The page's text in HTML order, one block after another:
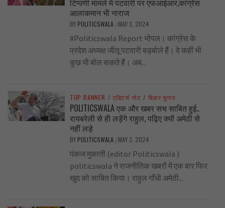
टिप्पणी मामले मे पटवारी पर एफआईआर,कांग्रेस
आलाकमान भी नाराज
BY POLITICSWALA / MAY 3, 2024
#Politicswala Report भोपल। कांग्रेस के
प्रदेश अध्यक्ष जीतू पटवारी बड़बोले हैं। वे कहीं भी
कुछ भी बोल सकते हैं। अब...
TOP BANNER / एडिटर्स नोट / बिहार चुनाव
POLITICSWALA एक और खबर सच साबित हुई..
रायबरेली से ही लड़ेंगे राहुल, पढ़िए क्यों अमेठी से
नहीं लड़े
BY POLITICSWALA / MAY 3, 2024
पंकज मुकाती (editor Politicswala )
politicswala ने राजनीतिक खबरों में एक बार फिर
खुद को साबित किया। राहुल गाँधी अमेठी...